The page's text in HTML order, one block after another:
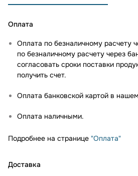
Оплата
Оплата по безналичному расчету
по безналичному расчету через
согласовать сроки поставки
получить счет.
Оплата банковской картой в
Оплата наличными.
Подробнее на странице "Оплата"
Доставка